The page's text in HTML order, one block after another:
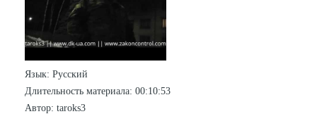
Язык: Русский
Длительность материала: 00:10:53
Автор: taroks3